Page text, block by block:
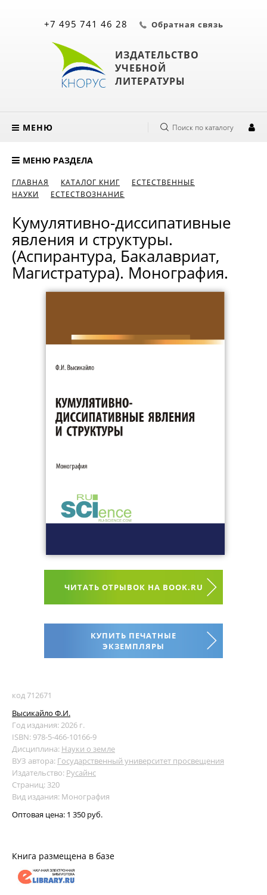
ИЗДАТЕЛЬСТВО
УЧЕБНОЙ
ЛИТЕРАТУРЫ
+7 495 741 46 28 Обратная связь
МЕНЮ Поиск по каталогу
МЕНЮ РАЗДЕЛА
ГЛАВНАЯ КАТАЛОГ КНИГ
ЕСТЕСТВЕННЫЕ
НАУКИ
ЕСТЕСТВОЗНАНИЕ
Кумулятивно-диссипативные
явления и структуры.
(Аспирантура, Бакалавриат,
Магистратура). Монография.
ЧИТАТЬ ОТРЫВОК НА BOOK.RU
КУПИТЬ ПЕЧАТНЫЕ
ЭКЗЕМПЛЯРЫ
код 712671
Высикайло Ф.И.
Год издания: 2026 г.
ISBN: 978-5-466-10166-9
Дисциплина: Науки о земле
ВУЗ автора: Государственный университет просвещения
Издательство: Русайнс
Страниц: 320
Вид издания: Монография
Оптовая цена: 1 350 руб.
Книга размещена в базе